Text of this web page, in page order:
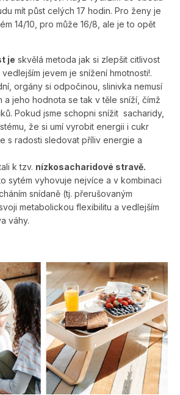
mít půst celých 17 hodin. Pro ženy je
14/10, pro může 16/8, ale je to opět
je skvělá metoda jak si zlepšit citlivost
jevem je snížení hmotnosti!.
orgány si odpočinou, slinivka nemusí
a jeho hodnota se tak v těle sníží, čímž
Pokud jsme schopni snížit sacharidy,
že si umí vyrobit energii i cukr
s radosti sledovat příliv energie a
k tzv. nízkosacharidové stravě.
sytém vyhovuje nejvíce a v kombinaci
snídaně (tj. přerušovaným
metabolickou flexibilitu a vedlejším
váhy.